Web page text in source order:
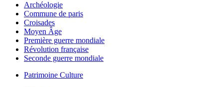
Archéologie
Commune de paris
Croisades
Moyen Âge
Première guerre mondiale
Révolution française
Seconde guerre mondiale
Patrimoine Culture